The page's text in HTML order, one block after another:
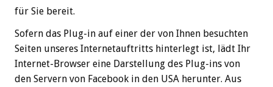
für Sie bereit.
Sofern das Plug-in auf einer der von Ihnen besuchten
Seiten unseres Internetauftritts hinterlegt ist, lädt Ihr
Internet-Browser eine Darstellung des Plug-ins von
den Servern von Facebook in den USA herunter. Aus